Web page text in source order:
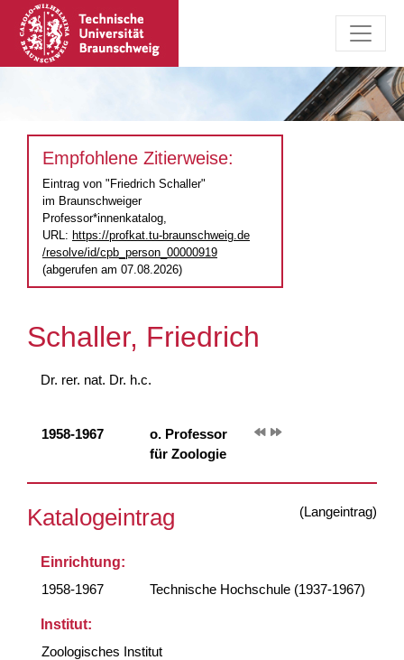
Empfohlene Zitierweise:
Eintrag von "Friedrich Schaller"
im Braunschweiger
Professor*innenkatalog,
URL: https://profkat.tu-braunschweig.de
/resolve/id/cpb_person_00000919
(abgerufen am 07.08.2026)
Schaller, Friedrich
Dr. rer. nat. Dr. h.c.
1958-1967
o. Professor
für Zoologie
(Langeintrag)
Katalogeintrag
Einrichtung:
1958-1967
Technische Hochschule (1937-1967)
Institut:
Zoologisches Institut